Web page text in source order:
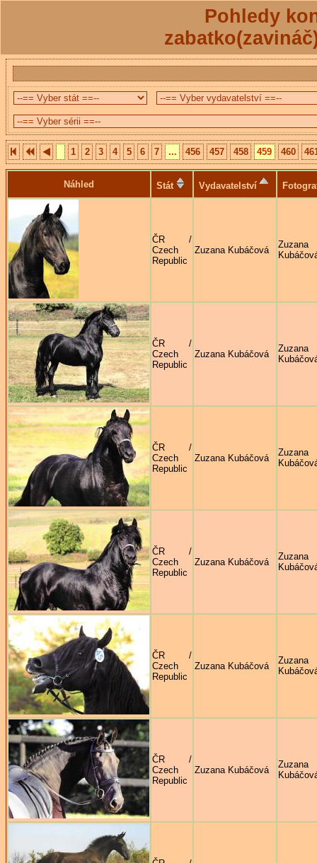
Pohledy
1 2 3 4 5 6 7 ... 456 457 458 459 460
Náhled Stát Vydavatelství
ČR /
Czech
Republic
Zuzana Kubáčová
Zuzana
ČR /
Czech
Republic
Zuzana Kubáčová
Zuzana
ČR /
Czech
Republic
Zuzana Kubáčová
Zuzana
ČR /
Czech
Republic
Zuzana Kubáčová
Zuzana
ČR /
Czech
Republic
Zuzana Kubáčová
Zuzana
ČR /
Czech
Republic
Zuzana Kubáčová
Zuzana